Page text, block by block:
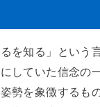
るを知る」という
していた信念の
勢を象徴するも